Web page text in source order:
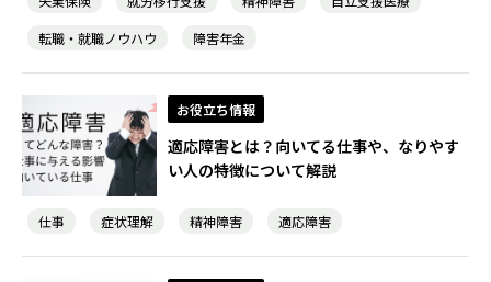
転職・就職ノウハウ
障害年金
お役立ち情報
適応障害とは？向いてる仕事や、なりやす
い人の特徴について解説
仕事 症状理解 精神障害 適応障害